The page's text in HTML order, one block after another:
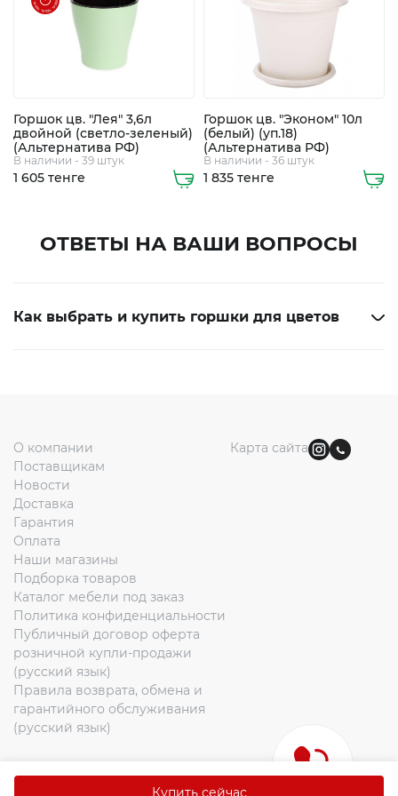
химия
Бытовая
техника
+7
705
248
5508
8
747
363
0112
Горшок цв. "Лея" 3,6л
двойной (светло-зеленый)
(Альтернатива РФ)
В наличии - 39 штук
1 605 тенге
Горшок цв. "Эконом" 10л
(белый) (уп.18)
(Альтернатива РФ)
В наличии - 36 штук
1 835 тенге
ОТВЕТЫ НА ВАШИ ВОПРОСЫ
Как выбрать и купить горшки для цветов
О компании
Поставщикам
Новости
Доставка
Гарантия
Оплата
Наши магазины
Подборка товаров
Каталог мебели под заказ
Политика конфиденциальности
Публичный договор оферта
розничной купли-продажи
(русский язык)
Правила возврата, обмена и
гарантийного обслуживания
(русский язык)
Карта сайта
2026. Все права защищеныКупить сейчас